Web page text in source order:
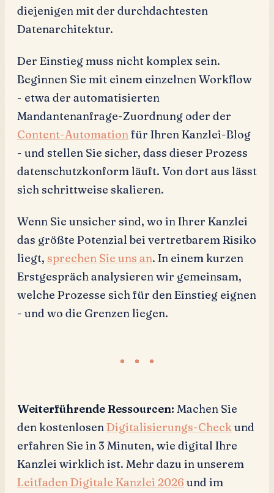
diejenigen mit der durchdachtesten
Datenarchitektur.
Der Einstieg muss nicht komplex sein.
Beginnen Sie mit einem einzelnen Workflow
- etwa der automatisierten
Mandantenanfrage-Zuordnung oder der
Content-Automationfür Ihren Kanzlei-Blog
- und stellen Sie sicher, dass dieser Prozess
datenschutzkonform läuft. Von dort aus lässt
sich schrittweise skalieren.
Wenn Sie unsicher sind, wo in Ihrer Kanzlei
das größte Potenzial bei vertretbarem Risiko
liegt, sprechen Sie uns an. In einem kurzen
Erstgespräch analysieren wir gemeinsam,
welche Prozesse sich für den Einstieg eignen
- und wo die Grenzen liegen.
Weiterführende Ressourcen: Machen Sie
den kostenlosenDigitalisierungs-Checkund
erfahren Sie in 3 Minuten, wie digital Ihre
Kanzlei wirklich ist. Mehr dazu in unserem
Leitfaden Digitale Kanzlei 2026 und im